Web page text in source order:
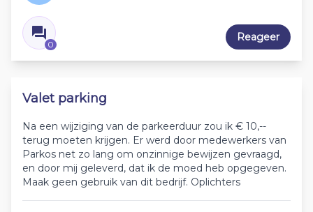
0
Reageer
Valet parking
Na een wijziging van de parkeerduur zou ik € 10,--
terug moeten krijgen. Er werd door medewerkers van
Parkos net zo lang om onzinnige bewijzen gevraagd,
en door mij geleverd, dat ik de moed heb opgegeven.
Maak geen gebruik van dit bedrijf. Oplichters